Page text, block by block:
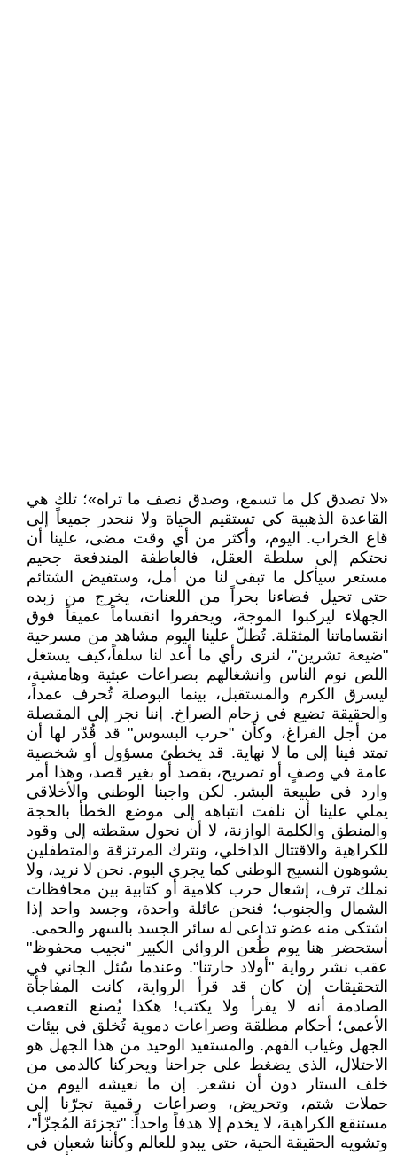
​«لا تصدق كل ما تسمع، وصدق نصف ما تراه»؛ تلك هي
القاعدة الذهبية كي تستقيم الحياة ولا ننحدر جميعاً إلى
قاع الخراب. اليوم، وأكثر من أي وقت مضى، علينا أن
نحتكم إلى سلطة العقل، فالعاطفة المندفعة جحيم
مستعر سيأكل ما تبقى لنا من أمل، وستفيض الشتائم
حتى تحيل فضاءنا بحراً من اللعنات، يخرج من زبده
الجهلاء ليركبوا الموجة، ويحفروا انقساماً عميقاً فوق
انقساماتنا المثقلة. ​تُطلّ علينا اليوم مشاهد من مسرحية
"ضيعة تشرين"، لنرى رأي ما أعد لنا سلفاً،كيف يستغل
اللص نوم الناس وانشغالهم بصراعات عبثية وهامشية،
ليسرق الكرم والمستقبل، بينما البوصلة تُحرف عمداً،
والحقيقة تضيع في زحام الصراخ. إننا نجر إلى المقصلة
من أجل الفراغ، وكأن "حرب البسوس" قد قُدّر لها أن
تمتد فينا إلى ما لا نهاية. ​قد يخطئ مسؤول أو شخصية
عامة في وصفٍ أو تصريح، بقصد أو بغير قصد، وهذا أمر
وارد في طبيعة البشر. لكن واجبنا الوطني والأخلاقي
يملي علينا أن نلفت انتباهه إلى موضع الخطأ بالحجة
والمنطق والكلمة الوازنة، لا أن نحول سقطته إلى وقود
للكراهية والاقتتال الداخلي، ونترك المرتزقة والمتطفلين
يشوهون النسيج الوطني كما يجري اليوم. ​نحن لا نريد، ولا
نملك ترف، إشعال حرب كلامية أو كتابية بين محافظات
الشمال والجنوب؛ فنحن عائلة واحدة، وجسد واحد إذا
اشتكى منه عضو تداعى له سائر الجسد بالسهر والحمى.
​أستحضر هنا يوم طُعن الروائي الكبير "نجيب محفوظ"
عقب نشر رواية "أولاد حارتنا". وعندما سُئل الجاني في
التحقيقات إن كان قد قرأ الرواية، كانت المفاجأة
الصادمة أنه لا يقرأ ولا يكتب! هكذا يُصنع التعصب
الأعمى؛ أحكام مطلقة وصراعات دموية تُخلق في بيئات
الجهل وغياب الفهم. والمستفيد الوحيد من هذا الجهل هو
الاحتلال، الذي يضغط على جراحنا ويحركنا كالدمى من
خلف الستار دون أن نشعر. إن ما نعيشه اليوم من
حملات شتم، وتحريض، وصراعات رقمية تجرّنا إلى
مستنقع الكراهية، لا يخدم إلا هدفاً واحداً: "تجزئة المُجزّأ"،
وتشويه الحقيقة الحية، حتى يبدو للعالم وكأننا شعبان في